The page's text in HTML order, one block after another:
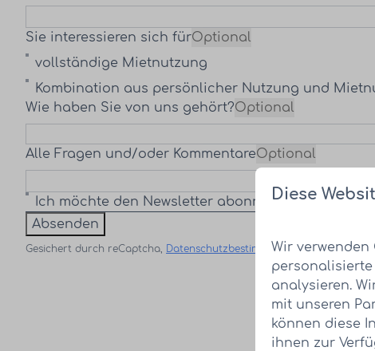
Sie interessieren sich fürOptional
vollständige Mietnutzung
Kombination aus persönlicher Nutzung und
Wie haben Sie von uns gehört?Optional
Alle Fragen und/oder KommentareOptional
Ich möchte den Newsletter abonnieren.
Absenden
Gesichert durch reCaptcha, Datenschutzbestimmungenund
Diese
Wir verwenden
analysieren.
mit unseren
können diese
ihnen zur